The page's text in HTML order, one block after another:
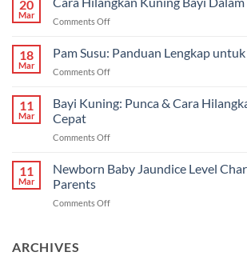
Bayi
Terbaik
20
Mar
Comments Offon
Hilangkan
Islam
18
Mar
Pam Susu: Panduan Lengkap
Comments Offon
Susu:
Panduan
untuk
Menyusu
11
Mar
Bayi Kuning: Punca & Cara
Cepat
Comments Offon
Kuning:
Punca
Cara
11
Mar
Newborn Baby Jaundice Level
Parents
Comments Offon
ARCHIVES